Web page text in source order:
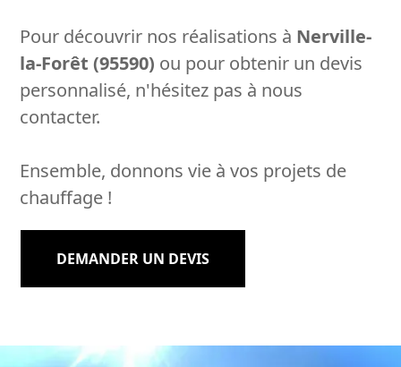
Pour découvrir nos réalisations à Nerville-
la-Forêt (95590) ou pour obtenir un devis
personnalisé, n'hésitez pas à nous
contacter.
Ensemble, donnons vie à vos projets de
chauffage !
DEMANDER UN DEVIS